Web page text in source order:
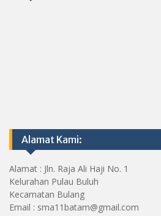
Alamat Kami:
Alamat : Jln. Raja Ali Haji No. 1
Kelurahan Pulau Buluh
Kecamatan Bulang
Email : sma11batam@gmail.com